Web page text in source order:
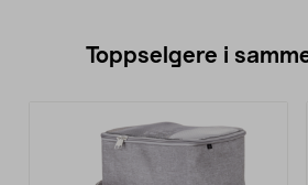
Toppselgere i